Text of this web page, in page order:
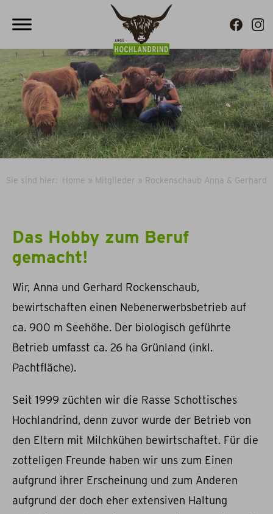
Sie sind hier: Home » Mitglieder » Rockenschaub Anna & Gerhard
Das Hobby zum Beruf
gemacht!
Wir, Anna und Gerhard Rockenschaub,
bewirtschaften einen Nebenerwerbsbetrieb auf
ca. 900 m Seehöhe. Der biologisch geführte
Betrieb umfasst ca. 26 ha Grünland (inkl.
Pachtfläche).
Seit 1999 züchten wir die Rasse Schottisches
Hochlandrind, denn zuvor wurde der Betrieb von
den Eltern mit Milchkühen bewirtschaftet. Für die
zotteligen Freunde haben wir uns zum Einen
aufgrund ihrer Erscheinung und zum Anderen
aufgrund der doch eher extensiven Haltung